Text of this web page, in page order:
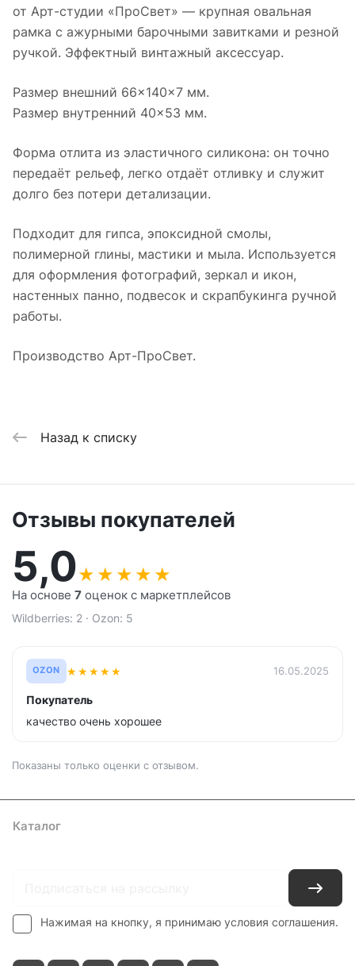
от Арт-студии «ПроСвет» — крупная овальная
рамка с ажурными барочными завитками и резной
ручкой. Эффектный винтажный аксессуар.
Размер внешний 66×140×7 мм.
Размер внутренний 40×53 мм.
Форма отлита из эластичного силикона: он точно
передаёт рельеф, легко отдаёт отливку и служит
долго без потери детализации.
Подходит для гипса, эпоксидной смолы,
полимерной глины, мастики и мыла. Используется
для оформления фотографий, зеркал и икон,
настенных панно, подвесок и скрапбукинга ручной
работы.
Производство Арт-ПроСвет.
Назад к списку
Отзывы покупателей
5,0★ ★ ★ ★ ★
На основе 7 оценок с маркетплейсов
Wildberries: 2 · Ozon: 5
OZON ★★★★★ 16.05.2025
Покупатель
качество очень хорошее
Показаны только оценки с отзывом.
Каталог
Нажимая на кнопку, я принимаю условия соглашения.